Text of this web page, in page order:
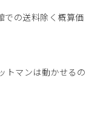
の送料除く概算価
トマンは動かせるの